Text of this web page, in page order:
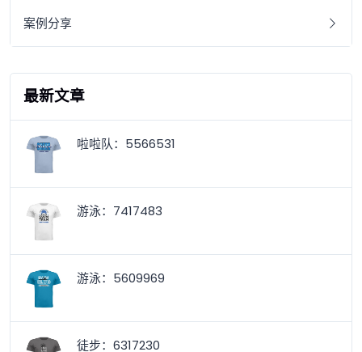
案例分享
最新文章
啦啦队：5566531
游泳：7417483
游泳：5609969
徒步：6317230